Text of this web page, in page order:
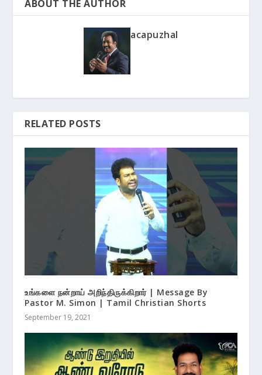
ABOUT THE AUTHOR
acapuzhal
RELATED POSTS
உங்களை நன்றாய் அறிந்திருக்கிறார் | Message By
Pastor M. Simon | Tamil Christian Shorts
September 19, 2021